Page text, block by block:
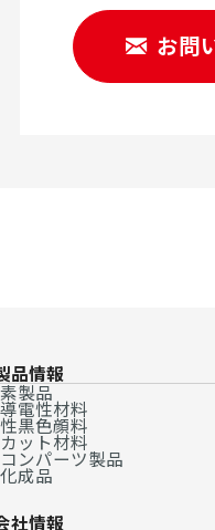
お問
品情報
製品
電性材料
黒色顔料
ット材料
ンパーツ製品
成品
社情報